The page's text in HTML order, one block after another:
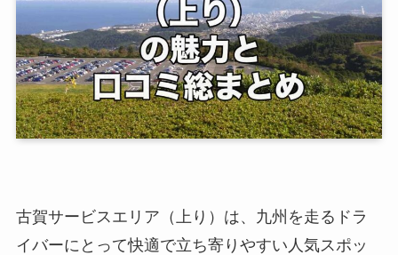
古賀サービスエリア（上り）は、九州を走るドラ
イバーにとって快適で立ち寄りやすい人気スポッ